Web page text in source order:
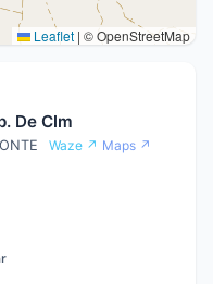
Leaflet | © OpenStreetMap
De Clm
Waze ↗ Maps ↗